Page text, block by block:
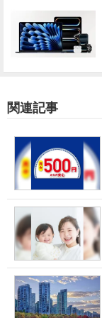
関連記事